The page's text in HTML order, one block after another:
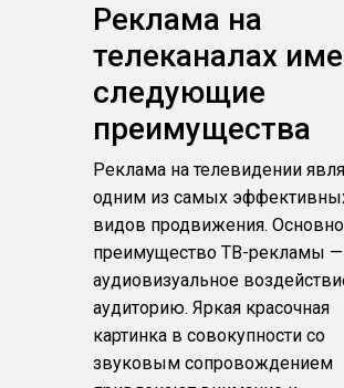
Реклама на
телеканалах
следующие
преимущества
Реклама на телевидении
одним из самых
видов продвижения.
преимущество ТВ-рекламы —
аудиовизуальное
аудиторию. Яркая красочная
картинка в совокупности со
звуковым сопровождением